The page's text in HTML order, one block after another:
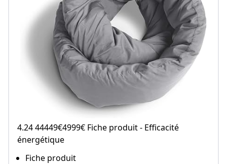
4.24 44449€4999€ Fiche produit - Efficacité
énergétique
Fiche produit